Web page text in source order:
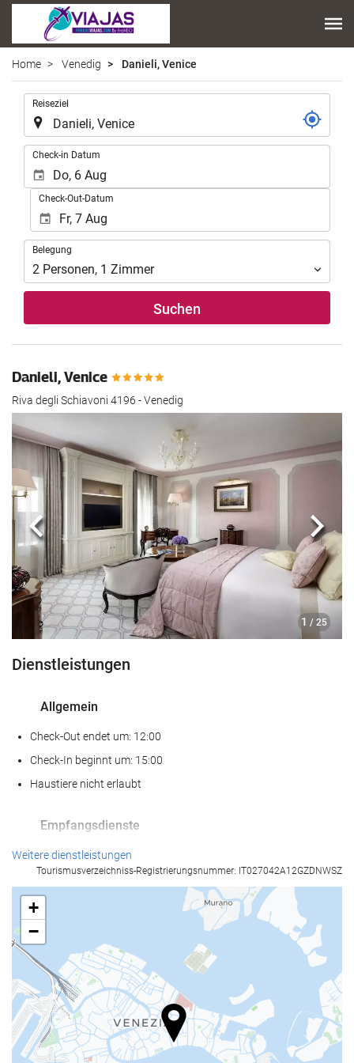
Home Venedig Danieli, Venice
Reiseziel
Check-in Datum
Check-Out-Datum
Belegung
Belegung
2 Personen, 1 Zimmer
Suchen
Danieli, Venice
Riva degli Schiavoni 4196 - Venedig
1 / 25
Zurück
Dienstleistungen
Allgemein
Check-Out endet um: 12:00
Check-In beginnt um: 15:00
Haustiere nicht erlaubt
Empfangsdienste
24-Stunden-Rezeption
Nahrungsmittel und Getränke
À-la-carte-Restaurant
Bar
Geschäftseinrichtungen
Geschäftszentrum
Weitere dienstleistungen
Tourismusverzeichniss-Registrierungsnummer: IT027042A12GZDNWSZ
+
−